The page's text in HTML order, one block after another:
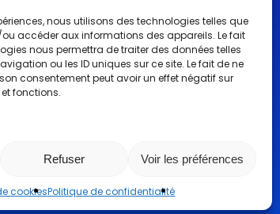
nous utilisons des technologies telles que
accéder aux informations des appareils. Le fait
nous permettra de traiter des données telles
ou les ID uniques sur ce site. Le fait de ne
consentement peut avoir un effet négatif sur
fonctions.
Refuser Voir les préférences
cookiesPolitique de confidentialité